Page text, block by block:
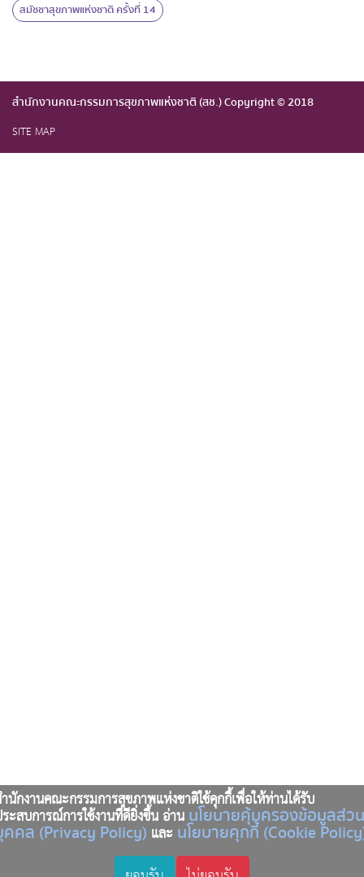
นักงานคณะกรรมการสุขภาพแห่งชาติใช้คุกกี้เพื่อให้ท่านได้รับ
ะสบการณ์การใช้งานที่ดียิ่งขึ้น อ่านนโยบายคุ้มครองข้อมูลส่วน
คล (Privacy Policy) และนโยบายคุกกี้ (Cookie
สมัชชาสุขภาพแห่งชาติ ครั้งที่ 14
สำนักงานคณะกรรมการสุขภาพแห่งชาติ (สช.) Copyright © 2018
SITE MAP